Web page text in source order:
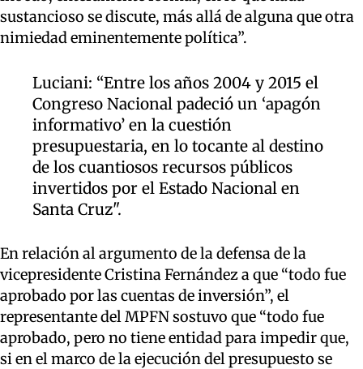
sustancioso se discute, más allá de alguna que otra
nimiedademinentementepolítica”.
Luciani: “Entre los años 2004 y 2015 el
Congreso Nacional padeció un ‘apagón
informativo’ en la cuestión
presupuestaria, en lo tocante al destino
de los cuantiosos recursos públicos
invertidos por el Estado Nacional en
Santa Cruz".
En relación al argumento de la defensa de la
vicepresidenteCristina Fernándeza que “todo fue
aprobado por las cuentas de inversión”, el
representante del MPFN sostuvo que “todo fue
aprobado, pero no tiene entidad para impedir que,
si en el marco de la ejecución del presupuesto se